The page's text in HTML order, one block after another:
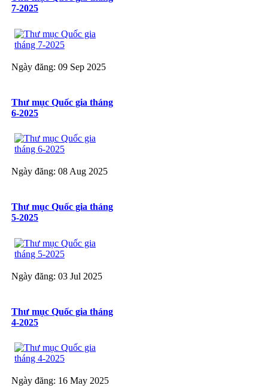
7-2025
Ngày đăng: 09 Sep 2025
Thư mục Quốc gia tháng
6-2025
Ngày đăng: 08 Aug 2025
Thư mục Quốc gia tháng
5-2025
Ngày đăng: 03 Jul 2025
Thư mục Quốc gia tháng
4-2025
Ngày đăng: 16 May 2025